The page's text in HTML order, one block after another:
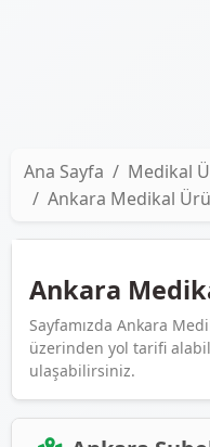
Ana Sayfa
Medikal
Ankara Medikal
Ankara
Sayfamızda Ankara
üzerinden yol tarifi
ulaşabilirsiniz.